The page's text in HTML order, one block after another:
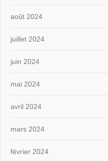
août 2024
juillet 2024
juin 2024
mai 2024
avril 2024
mars 2024
février 2024